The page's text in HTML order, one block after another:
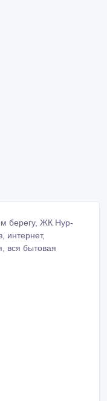
берегу, ЖК Нур-
интернет,
вся бытовая